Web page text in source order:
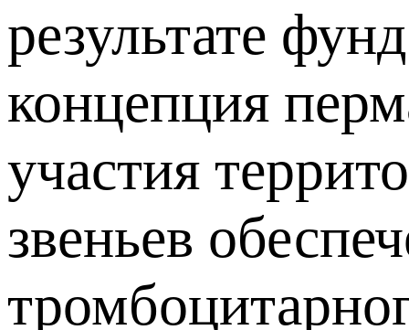
результате
концепция
участия
звеньев